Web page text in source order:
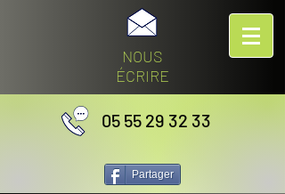
NOUS
ÉCRIRE
05 55 29 32 33
Partager